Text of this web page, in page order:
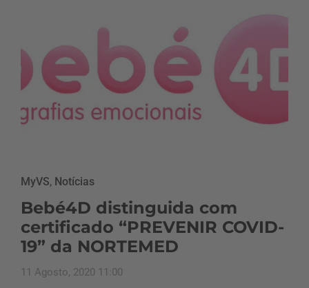
MyVS, Notícias
Bebé4D distinguida com
certificado “PREVENIR COVID-
19” da NORTEMED
11 Agosto, 2020 11:00